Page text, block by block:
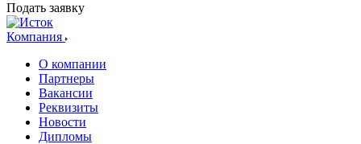
Подать заявку
Компания
О компании
Партнеры
Вакансии
Реквизиты
Новости
Дипломы